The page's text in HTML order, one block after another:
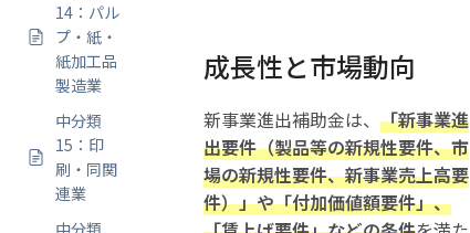
14：パル
プ・紙・
紙加工品
製造業
中分類
15：印
刷・同関
連業
中分類
成長性と市場動向
新事業進出補助金は、 「新事業進
出要件（製品等の新規性要件、市
場の新規性要件、新事業売上高要
件）」や「付加価値額要件」、